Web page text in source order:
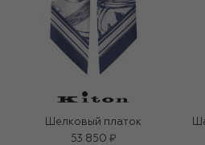
Шелковый платок
53 850 ₽